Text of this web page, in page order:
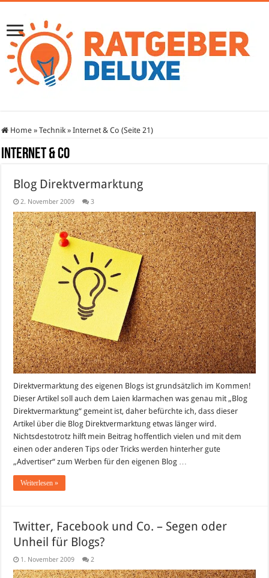
Home » Technik » Internet & Co (Seite 21)
Internet & Co
Blog Direktvermarktung
2. November 2009 3
Direktvermarktung des eigenen Blogs ist grundsätzlich im Kommen!
Dieser Artikel soll auch dem Laien klarmachen was genau mit „Blog
Direktvermarktung“ gemeint ist, daher befürchte ich, dass dieser
Artikel über die Blog Direktvermarktung etwas länger wird.
Nichtsdestotrotz hilft mein Beitrag hoffentlich vielen und mit dem
einen oder anderen Tips oder Tricks werden hinterher gute
„Advertiser“ zum Werben für den eigenen Blog …
Weiterlesen »
Twitter, Facebook und Co. – Segen oder
Unheil für Blogs?
1. November 2009 2